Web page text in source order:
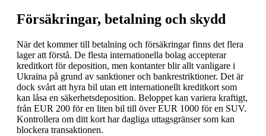
Försäkringar, betalning och skydd
När det kommer till betalning och försäkringar finns det flera
lager att förstå. De flesta internationella bolag accepterar
kreditkort för deposition, men kontanter blir allt vanligare i
Ukraina på grund av sanktioner och bankrestriktioner. Det är
dock svårt att hyra bil utan ett internationellt kreditkort som
kan låsa en säkerhetsdeposition. Beloppet kan variera kraftigt,
från EUR 200 för en liten bil till över EUR 1000 för en SUV.
Kontrollera om ditt kort har dagliga uttagsgränser som kan
blockera transaktionen.